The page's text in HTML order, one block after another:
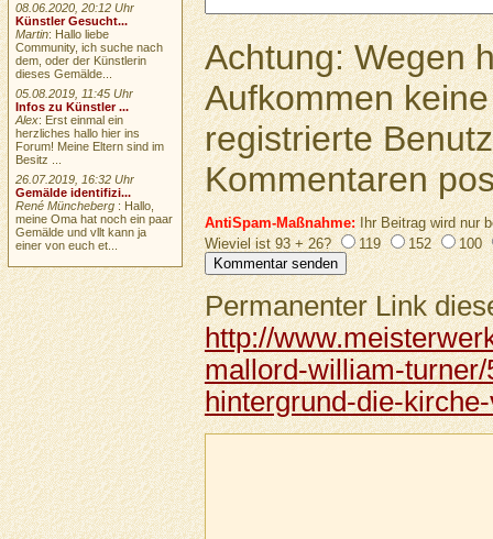
Achtung: Wegen
Aufkommen
registrierte
Kommentaren
AntiSpam-Maßnahme:Ihr Beitrag wird nur
Wieviel ist 93 + 26?
119 152 100
Permanenter Link
http://
mallord-william-
hintergrund-die-
08.06.2020, 20:12 Uhr
Künstler Gesucht...
Martin: Hallo liebe
Community, ich suche nach
dem, oder der Künstlerin
dieses Gemälde...
05.08.2019, 11:45 Uhr
Infos zu Künstler ...
Alex: Erst einmal ein
herzliches hallo hier ins
Forum! Meine Eltern sind im
Besitz ...
26.07.2019, 16:32 Uhr
Gemälde identifizi...
René Müncheberg : Hallo,
meine Oma hat noch ein paar
Gemälde und vllt kann ja
einer von euch et...